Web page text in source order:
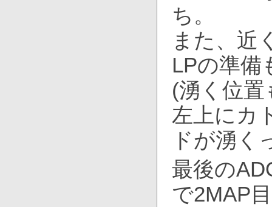
ち。
また、近
LPの準備
(湧く位
左上にカ
ドが湧く
最後の
で2MAP